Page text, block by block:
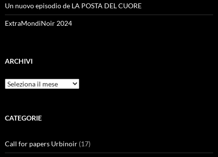
Un nuovo episodio de LA POSTA DEL CUORE
ExtraMondiNoir 2024
ARCHIVI
Archivi
CATEGORIE
Call for papers Urbinoir (17)